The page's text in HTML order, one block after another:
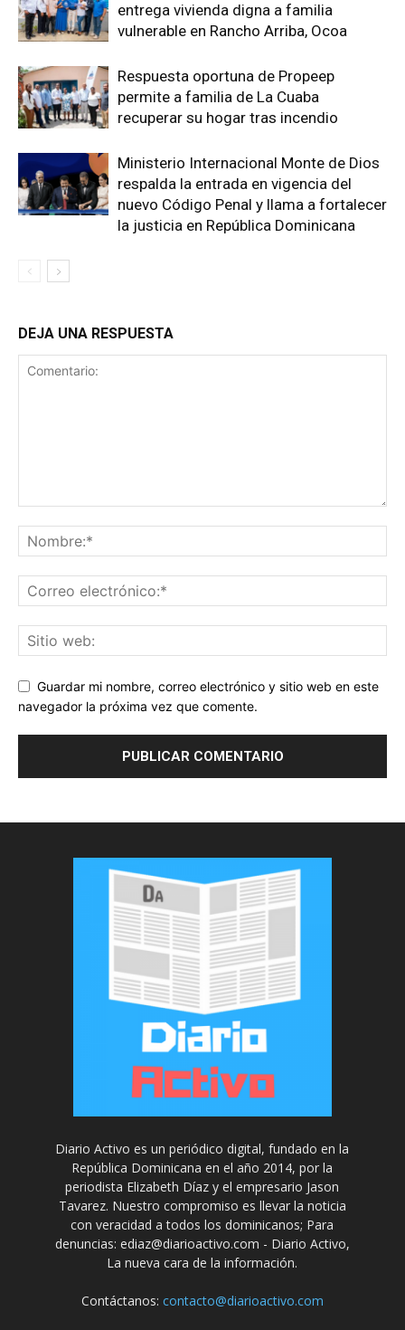
entrega vivienda digna a familia
vulnerable en Rancho Arriba, Ocoa
Respuesta oportuna de Propeep
permite a familia de La Cuaba
recuperar su hogar tras incendio
Ministerio Internacional Monte de Dios
respalda la entrada en vigencia del
nuevo Código Penal y llama a fortalecer
la justicia en República Dominicana
DEJA UNA RESPUESTA
Guardar mi nombre, correo electrónico y sitio web en este
navegador la próxima vez que comente.
Diario Activo es un periódico digital, fundado en la
República Dominicana en el año 2014, por la
periodista Elizabeth Díaz y el empresario Jason
Tavarez. Nuestro compromiso es llevar la noticia
con veracidad a todos los dominicanos; Para
denuncias: ediaz@diarioactivo.com - Diario Activo,
La nueva cara de la información.
Contáctanos: contacto@diarioactivo.com